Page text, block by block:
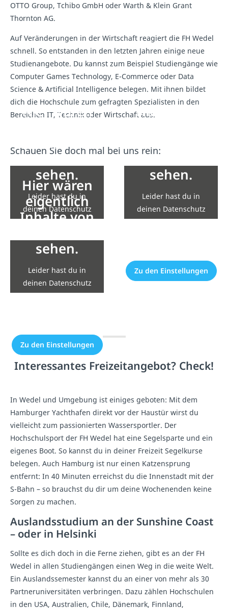
OTTO Group, Tchibo GmbH oder Warth & Klein Grant
Thornton AG.
Auf Veränderungen in der Wirtschaft reagiert die FH Wedel
schnell. So entstanden in den letzten Jahren einige neue
Studienangebote. Du kannst zum Beispiel Studiengänge wie
Computer Games Technology, E-Commerce oder Data
Science & Artificial Intelligence belegen. Mit ihnen bildet
dich die Hochschule zum gefragten Spezialisten in den
Bereichen IT, Technik oder Wirtschaft aus.
Schauen Sie doch mal bei uns rein:
Hier wären
Inhalte von
YouTube zu
sehen.
Leider hast du in
deinen Datenschutz
Einstellungen die
erlaubt.
Zu den Einstellungen
Hier wären
Inhalte von
YouTube zu
sehen.
Leider hast du in
deinen Datenschutz
Einstellungen die
Zu den Einstellungen
Hier wären
eigentlich
Inhalte von
sehen.
Leider hast du in
deinen Datenschutz
Einstellungen die
Zu den Einstellungen
Interessantes Freizeitangebot? Check!
In Wedel und Umgebung ist einiges geboten: Mit dem
Hamburger Yachthafen direkt vor der Haustür wirst du
vielleicht zum passionierten Wassersportler. Der
Hochschulsport der FH Wedel hat eine Segelsparte und ein
eigenes Boot. So kannst du in deiner Freizeit Segelkurse
belegen. Auch Hamburg ist nur einen Katzensprung
entfernt: In 40 Minuten erreichst du die Innenstadt mit der
S-Bahn – so brauchst du dir um deine Wochenenden keine
Sorgen zu machen.
Auslandsstudium an der Sunshine Coast
– oder in Helsinki
Sollte es dich doch in die Ferne ziehen, gibt es an der FH
Wedel in allen Studiengängen einen Weg in die weite Welt.
Ein Auslandssemester kannst du an einer von mehr als 30
Partneruniversitäten verbringen. Dazu zählen Hochschulen
in den USA, Australien, Chile, Dänemark, Finnland,